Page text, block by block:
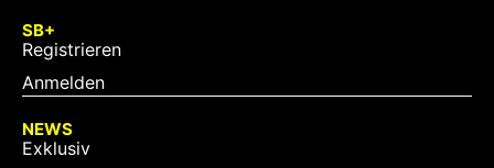
SB+
Registrieren
Anmelden
NEWS
Exklusiv